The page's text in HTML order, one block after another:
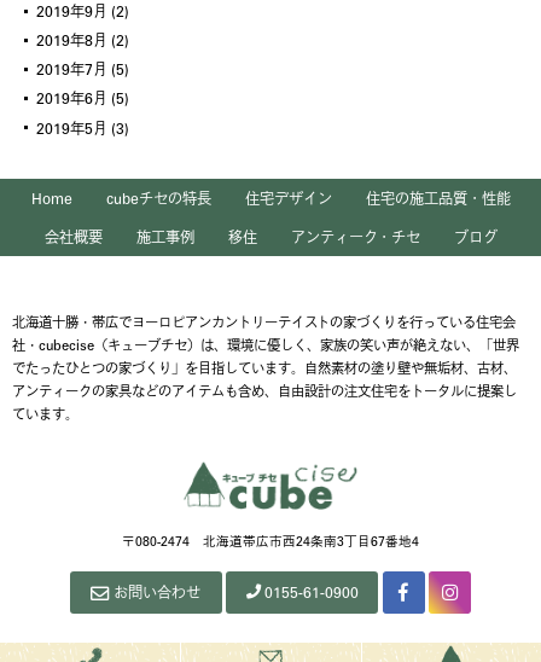
2019年9月 (2)
2019年8月 (2)
2019年7月 (5)
2019年6月 (5)
2019年5月 (3)
Home cubeチセの特長 住宅デザイン
住宅の施工品質・性能
会社概要
施工事例 移住 アンティーク・チセ ブログ
北海道十勝・帯広でヨーロピアンカントリーテイストの家づくりを行っている住宅会
社・cubecise（キューブチセ）は、環境に優しく、家族の笑い声が絶えない、「世界
でたったひとつの家づくり」を目指しています。自然素材の塗り壁や無垢材、古材、
アンティークの家具などのアイテムも含め、自由設計の注文住宅をトータルに提案し
ています。
〒080-2474 北海道帯広市西24条南3丁目67番地4
お問い合わせ 0155-61-0900
Facebook
ペ
ジ
Instagram